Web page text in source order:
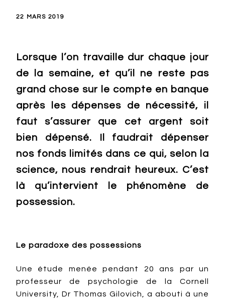
22 MARS 2019
Lorsque l’on travaille dur chaque jour
de la semaine, et qu’il ne reste pas
grand chose sur le compte en banque
après les dépenses de nécessité, il
faut s’assurer que cet argent soit
bien dépensé. Il faudrait dépenser
nos fonds limités dans ce qui, selon la
science, nous rendrait heureux. C’est
là qu’intervient le phénomène de
possession.
Le paradoxe des possessions
Une étude menée pendant 20 ans par un
professeur de psychologie de la Cornell
University, Dr Thomas Gilovich, a abouti à une